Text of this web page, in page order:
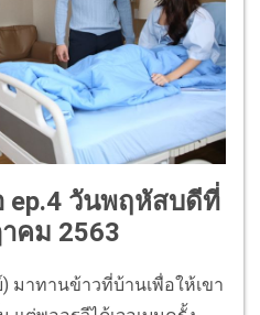
ep.4 วันพฤหัสบดีที่
คม 2563
มาทานข้าวที่บ้านเพื่อให้เขา